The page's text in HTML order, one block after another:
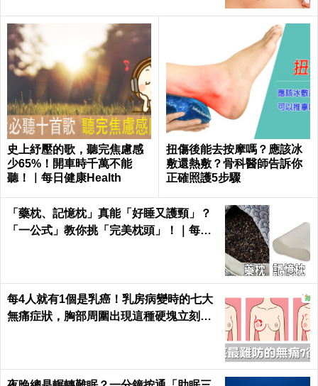
史上紓壓的歌，聽完焦慮感
少65%！開車時千萬不能
聽！｜每日健康Health
扭傷後能去按摩嗎？應該冰
敷還熱敷？骨科醫師告訴你
正確照護5步驟
「藥枕、記憶枕」真能「好睡又護頸」？
「一公式」教你挑「完美枕頭」！｜每日
每4人就有1個是乳癌！乳房病變時的七大
無痛症狀，胸部周圍出現這種硬塊立刻就